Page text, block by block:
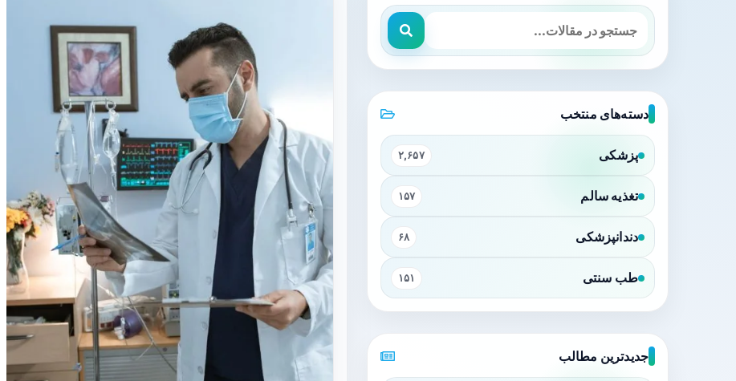
دسته‌های منتخب
پزشکی ۲,۶۵۷
تغذیه سالم ۱۵۷
دندانپزشکی ۶۸
طب سنتی ۱۵۱
جدیدترین مطالب